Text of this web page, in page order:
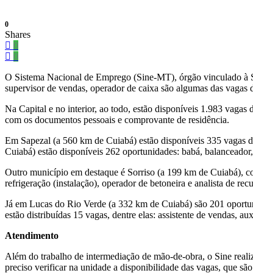
0
Shares
0
0
O Sistema Nacional de Emprego (Sine-MT), órgão vinculado à
supervisor de vendas, operador de caixa são algumas das vagas
Na Capital e no interior, ao todo, estão disponíveis 1.983 vagas
com os documentos pessoais e comprovante de residência.
Em Sapezal (a 560 km de Cuiabá) estão disponíveis 335
Cuiabá) estão disponíveis 262 oportunidades: babá,
Outro município em destaque é Sorriso (a 199 km de Cuiabá),
refrigeração (instalação), operador de betoneira e analista de
Já em Lucas do Rio Verde (a 332 km de Cuiabá) são 201
estão distribuídas 15 vagas, dentre elas: assistente de vendas,
Atendimento
Além do trabalho de intermediação de mão-de-obra, o Sine
preciso verificar na unidade a disponibilidade das vagas, que